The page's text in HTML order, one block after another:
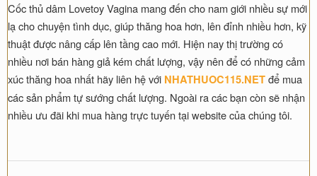
Cốc thủ dâm Lovetoy Vagina mang đến cho nam giới nhiều sự mới
lạ cho chuyện tình dục, giúp thăng hoa hơn, lên đỉnh nhiều hơn, kỹ
thuật được nâng cấp lên tầng cao mới. Hiện nay thị trường có
nhiều nơi bán hàng giả kém chất lượng, vậy nên để có những cảm
xúc thăng hoa nhất hãy liên hệ với NHATHUOC115.NETđể mua
các sản phẩm tự sướng chất lượng. Ngoài ra các bạn còn sẽ nhận
nhiều ưu đãi khi mua hàng trực tuyến tại website của chúng tôi.